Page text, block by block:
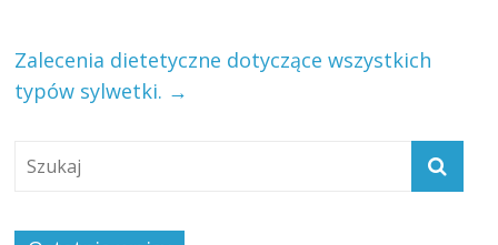
Zalecenia dietetyczne dotyczące wszystkich
typów sylwetki. →